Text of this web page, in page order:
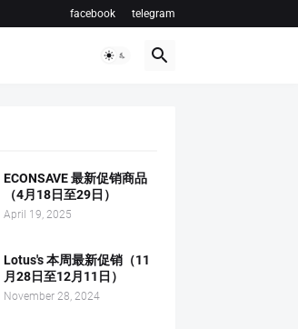
facebook telegram
ECONSAVE 最新促销商品
（4月18日至29日）
April 19, 2025
Lotus's 本周最新促销（11
月28日至12月11日）
November 28, 2024